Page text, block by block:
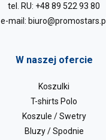
tel. RU: +48 89 522 93 80
e-mail: biuro@promostars.pl
W naszej ofercie
Koszulki
T-shirts Polo
Koszule / Swetry
Bluzy / Spodnie